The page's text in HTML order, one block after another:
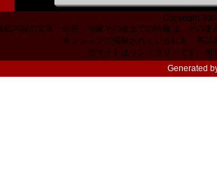
Copyright
載内容の文章・価格・画像その他全ての情報は、その
本ショップに掲載されている社名、商
当サイトはリンクフリーです。相
Generated